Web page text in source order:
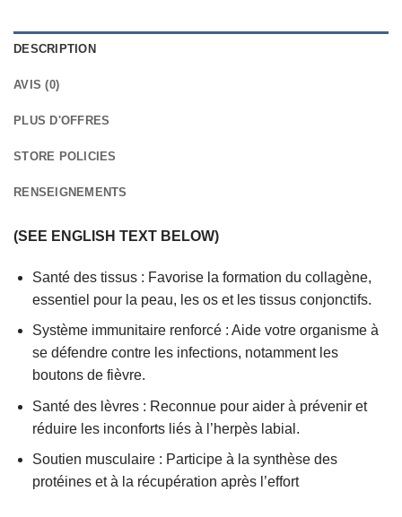
DESCRIPTION
AVIS (0)
PLUS D'OFFRES
STORE POLICIES
RENSEIGNEMENTS
(SEE ENGLISH TEXT BELOW)
Santé des tissus : Favorise la formation du collagène,
essentiel pour la peau, les os et les tissus conjonctifs.
Système immunitaire renforcé : Aide votre organisme à
se défendre contre les infections, notamment les
boutons de fièvre.
Santé des lèvres : Reconnue pour aider à prévenir et
réduire les inconforts liés à l’herpès labial.
Soutien musculaire : Participe à la synthèse des
protéines et à la récupération après l’effort